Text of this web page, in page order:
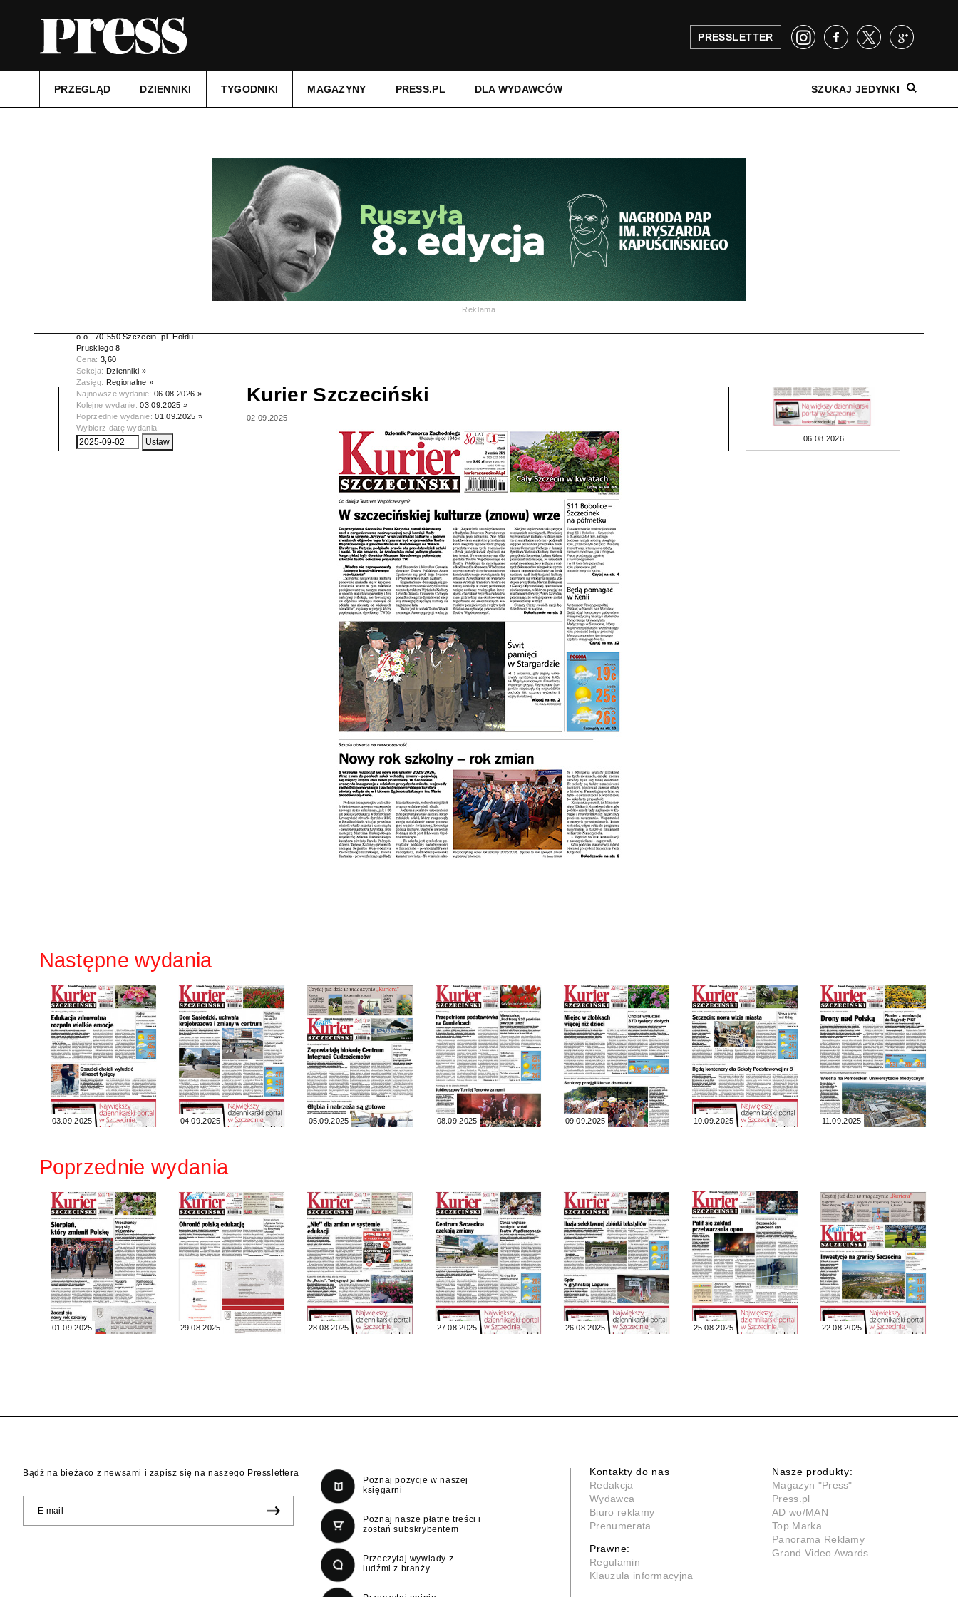
PRESSLETTER
PRZEGLĄD DZIENNIKI TYGODNIKI MAGAZYNY PRESS.PL DLA WYDAWCÓW SZUKAJ JEDYNKI
Reklama
o.o., 70-550 Szczecin, pl. Hołdu
Pruskiego 8
Cena: 3,60
Sekcja: Dzienniki »
Zasięg: Regionalne »
Najnowsze wydanie:06.08.2026 »
Kolejne wydanie:03.09.2025 »
Poprzednie wydanie:01.09.2025 »
Wybierz datę wydania:
Kurier Szczeciński
02.09.2025
06.08.2026
Następne wydania
03.09.2025 04.09.2025 05.09.2025 08.09.2025 09.09.2025 10.09.2025 11.09.2025
Poprzednie wydania
01.09.2025 29.08.2025 28.08.2025 27.08.2025 26.08.2025 25.08.2025 22.08.2025
Bądź na bieżaco z newsami i zapisz się na naszego Presslettera
Poznaj pozycje w naszej
księgarni
Poznaj nasze płatne treści i
zostań subskrybentem
Przeczytaj wywiady z
ludźmi z branży
Kontakty do nas
Redakcja
Wydawca
Biuro reklamy
Prenumerata
Prawne:
Regulamin
Klauzula informacyjna
Nasze produkty:
Magazyn "Press"
Press.pl
AD wo/MAN
Top Marka
Panorama Reklamy
Grand Video Awards